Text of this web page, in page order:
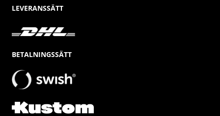
LEVERANSSÄTT
BETALNINGSSÄTT